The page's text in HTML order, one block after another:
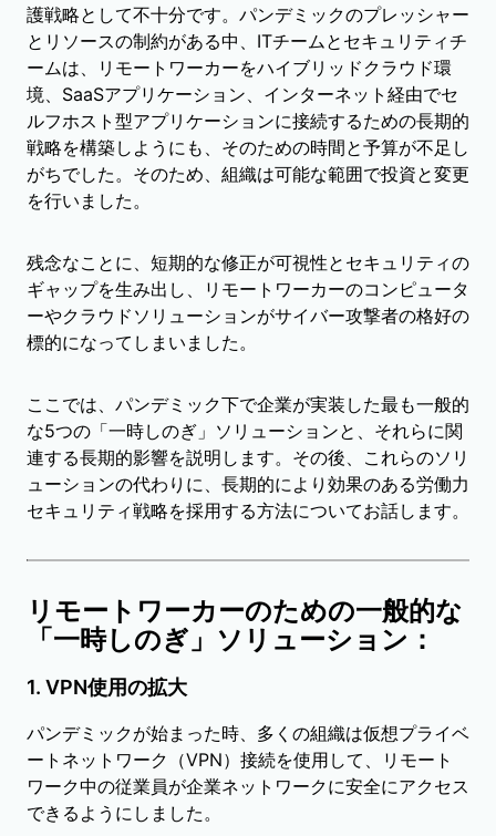
護戦略として不十分です。パンデミックのプレッシャー
とリソースの制約がある中、ITチームとセキュリティチ
ームは、リモートワーカーをハイブリッドクラウド環
境、SaaSアプリケーション、インターネット経由でセ
ルフホスト型アプリケーションに接続するための長期的
戦略を構築しようにも、そのための時間と予算が不足し
がちでした。そのため、組織は可能な範囲で投資と変更
を行いました。
残念なことに、短期的な修正が可視性とセキュリティの
ギャップを生み出し、リモートワーカーのコンピュータ
ーやクラウドソリューションがサイバー攻撃者の格好の
標的になってしまいました。
ここでは、パンデミック下で企業が実装した最も一般的
な5つの「一時しのぎ」ソリューションと、それらに関
連する長期的影響を説明します。その後、これらのソリ
ューションの代わりに、長期的により効果のある労働力
セキュリティ戦略を採用する方法についてお話します。
リモートワーカーのための一般的な
「一時しのぎ」ソリューション：
1. VPN使用の拡大
パンデミックが始まった時、多くの組織は仮想プライベ
ートネットワーク（VPN）接続を使用して、リモート
ワーク中の従業員が企業ネットワークに安全にアクセス
できるようにしました。